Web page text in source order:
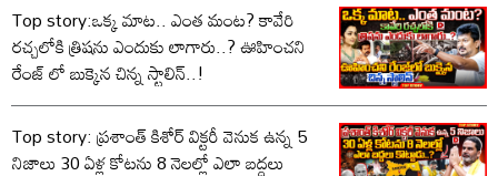
Top story:ఒక్క మాట.. ఎంత మంట? కావేరి
రచ్చలోకి త్రిషను ఎందుకు లాగారు..? ఊహించని
రేంజ్ లో బుక్కైన చిన్న స్టాలిన్..!
Top story: ప్రశాంత్ కిశోర్ విక్టరీ వెనుక ఉన్న 5
నిజాలు 30 ఏళ్ల కోటను 8 నెలల్లో ఎలా బద్దలు